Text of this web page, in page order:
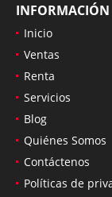
INFORMACIÓN
Inicio
Ventas
Renta
Servicios
Blog
Quiénes Somos
Contáctenos
Políticas de